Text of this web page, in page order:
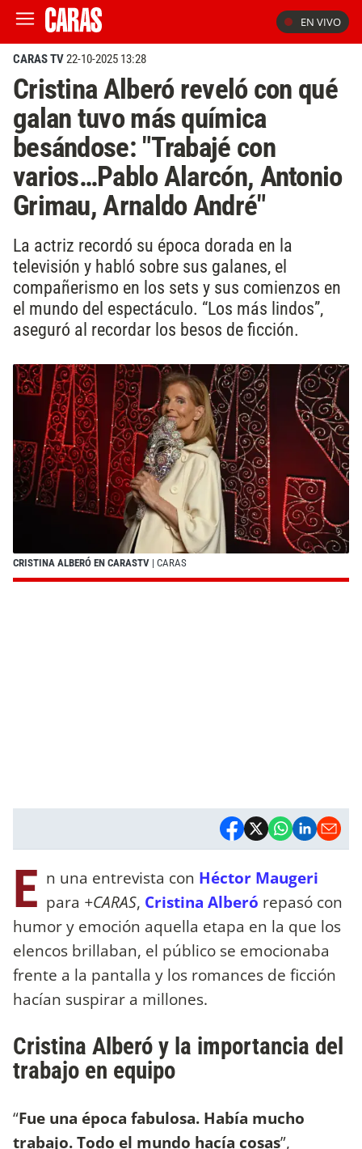
EN VIVO
CARAS TV22-10-2025 13:28
Cristina Alberó reveló con qué
galan tuvo más química
besándose: "Trabajé con
varios…Pablo Alarcón, Antonio
Grimau, Arnaldo André"
La actriz recordó su época dorada en la
televisión y habló sobre sus galanes, el
compañerismo en los sets y sus comienzos en
el mundo del espectáculo. “Los más lindos”,
aseguró al recordar los besos de ficción.
CRISTINA ALBERÓ EN CARASTV | CARAS
E n una entrevista con Héctor Maugeri
para +CARAS, Cristina Alberó repasó con
humor y emoción aquella etapa en la que los
elencos brillaban, el público se emocionaba
frente a la pantalla y los romances de ficción
hacían suspirar a millones.
Cristina Alberó y la importancia del
trabajo en equipo
“Fue una época fabulosa. Había mucho
trabajo. Todo el mundo hacía cosas”,